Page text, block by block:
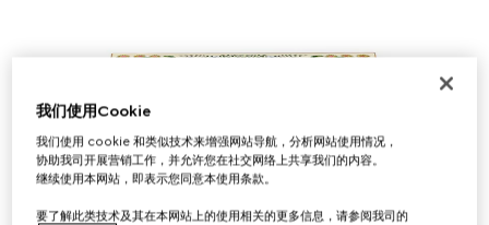
我们使用Cookie
我们使用 cookie 和类似技术来增强网站导航，分析网站使用情况，
协助我司开展营销工作，并允许您在社交网络上共享我们的内容。
继续使用本网站，即表示您同意本使用条款。
要了解此类技术及其在本网站上的使用相关的更多信息，请参阅我司的